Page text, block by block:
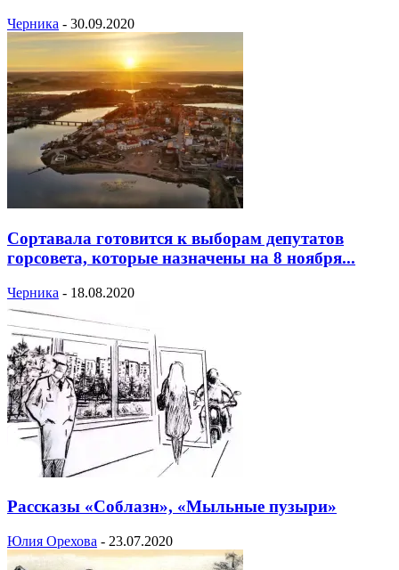
Черника - 30.09.2020
Сортавала готовится к выборам депутатов
горсовета, которые назначены на 8 ноября...
Черника - 18.08.2020
Рассказы «Соблазн», «Мыльные пузыри»
Юлия Орехова - 23.07.2020